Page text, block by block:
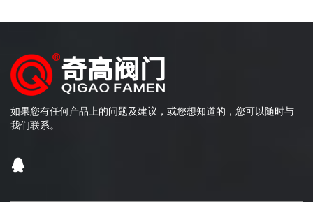
如果您有任何产品上的问题及建议，或您想知道的，您可以随时与
我们联系。